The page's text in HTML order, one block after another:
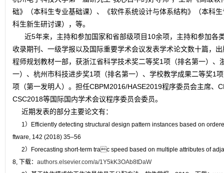
础》（本科生专业基础课）、《软件系统设计与体系结构》（本科
科生新生研讨课），等。
近5年来，主持和参加国家和省部级项目10余项，主持和参加各
收录期刊、一级学报以及国际重要学术会议发表学术论文数十篇，
程师规划教材一部，获浙江省科学技术奖二等奖1项（排名第一）、
一）、杭州市科技进步奖1项（排名第一）、学校教学成果二等奖1
项（第一发明人）。担任CBPM2016/HASE2019程序委员会主席、
CSC2018等国际国内学术会议程序委员会委员。
近期发表的部分主要论文有：
1）Efficiently detecting structural design pattern instances based on
ftware, 142 (2018) 35–56
2）Forecasting short-term trac speed based on multiple attributes of
8, 下载： authors.elsevier.com/a/1Y5kK3OAb8tDaW